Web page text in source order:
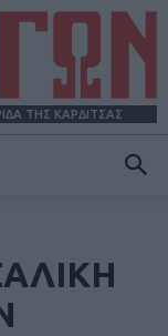
ΤΗΣ ΚΑΡΔΙΤΣΑΣ